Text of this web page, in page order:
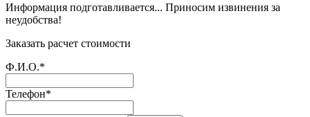
Информация подготавливается... Приносим извинения за
неудобства!
Заказать расчет стоимости
Ф.И.О.*
Телефон*